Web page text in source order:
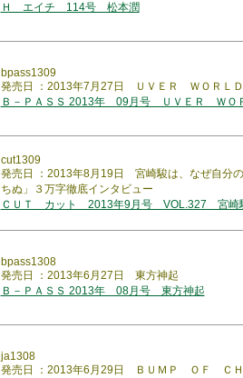
Ｈ エイチ 114号 松本潤
bpass1309
発売日 ：2013年7月27日 ＵＶＥＲ ＷＯＲＬＤ
Ｂ－ＰＡＳＳ 2013年 09月号 ＵＶＥＲ ＷＯ
cut1309
発売日 ：2013年8月19日 宮崎駿は、なぜ自分
ちぬ」３万字徹底インタビュー
ＣＵＴ カット 2013年9月号 VOL.327 宮崎
bpass1308
発売日 ：2013年6月27日 東方神起
Ｂ－ＰＡＳＳ 2013年 08月号 東方神起
ja1308
発売日 ：2013年6月29日 ＢＵＭＰ ＯＦ ＣＨ